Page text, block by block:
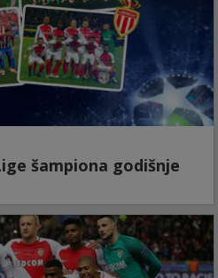
šampiona godišnje